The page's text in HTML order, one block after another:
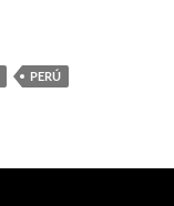
PERÚ